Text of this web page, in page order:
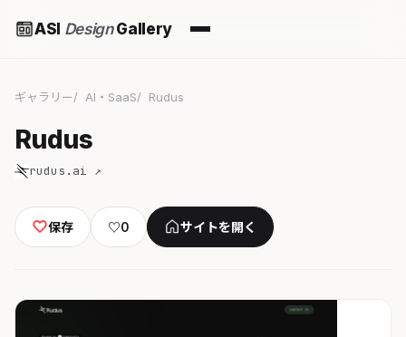
ASI DesignGallery
ギャラリー AI・SaaS Rudus
Rudus
rudus.ai ↗
保存 ♡0 サイトを開く